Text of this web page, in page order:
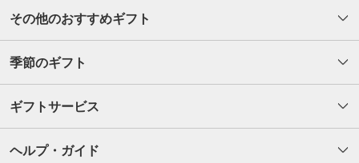
その他のおすすめギフト
季節のギフト
ギフトサービス
ヘルプ・ガイド